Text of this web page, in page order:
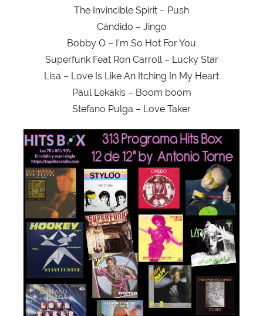
The Invincible Spirit – Push
Cándido – Jingo
Bobby O – I’m So Hot For You
Superfunk Feat Ron Carroll – Lucky Star
Lisa – Love Is Like An Itching In My Heart
Paul Lekakis – Boom boom
Stefano Pulga – Love Taker